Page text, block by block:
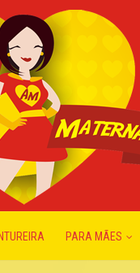
PARA MÃES